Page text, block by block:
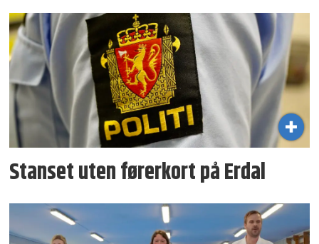
Stanset uten førerkort på Erdal